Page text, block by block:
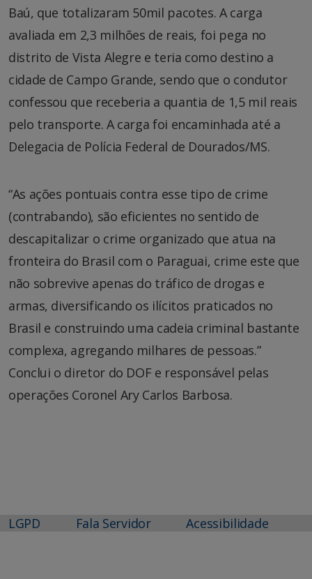
Baú, que totalizaram 50mil pacotes. A carga
avaliada em 2,3 milhões de reais, foi pega no
distrito de Vista Alegre e teria como destino a
cidade de Campo Grande, sendo que o condutor
confessou que receberia a quantia de 1,5 mil reais
pelo transporte. A carga foi encaminhada até a
Delegacia de Polícia Federal de Dourados/MS.
“As ações pontuais contra esse tipo de crime
(contrabando), são eficientes no sentido de
descapitalizar o crime organizado que atua na
fronteira do Brasil com o Paraguai, crime este que
não sobrevive apenas do tráfico de drogas e
armas, diversificando os ilícitos praticados no
Brasil e construindo uma cadeia criminal bastante
complexa, agregando milhares de pessoas.”
Conclui o diretor do DOF e responsável pelas
operações Coronel Ary Carlos Barbosa.
LGPD Fala Servidor Acessibilidade